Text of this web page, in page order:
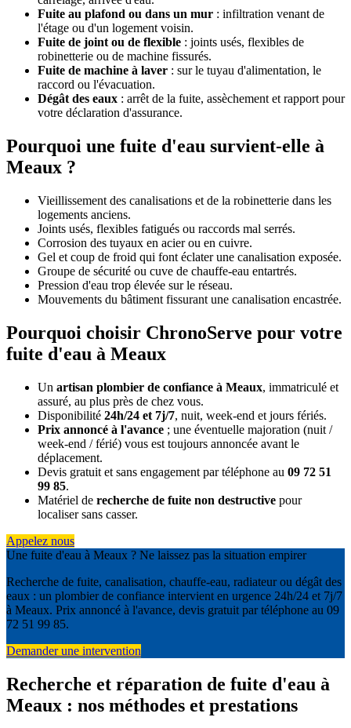
Fuite au plafond ou dans un mur : infiltration venant de
l'étage ou d'un logement voisin.
Fuite de joint ou de flexible : joints usés, flexibles de
robinetterie ou de machine fissurés.
Fuite de machine à laver : sur le tuyau d'alimentation, le
raccord ou l'évacuation.
Dégât des eaux : arrêt de la fuite, assèchement et rapport pour
votre déclaration d'assurance.
Pourquoi une fuite d'eau survient-elle à
Meaux ?
Vieillissement des canalisations et de la robinetterie dans les
logements anciens.
Joints usés, flexibles fatigués ou raccords mal serrés.
Corrosion des tuyaux en acier ou en cuivre.
Gel et coup de froid qui font éclater une canalisation exposée.
Groupe de sécurité ou cuve de chauffe-eau entartrés.
Pression d'eau trop élevée sur le réseau.
Mouvements du bâtiment fissurant une canalisation encastrée.
Pourquoi choisir ChronoServe pour votre
fuite d'eau à Meaux
Un artisan plombier de confiance à Meaux, immatriculé et
assuré, au plus près de chez vous.
Disponibilité 24h/24 et 7j/7, nuit, week-end et jours fériés.
Prix annoncé à l'avance ; une éventuelle majoration (nuit /
week-end / férié) vous est toujours annoncée avant le
déplacement.
Devis gratuit et sans engagement par téléphone au 09 72 51
99 85.
Matériel de recherche de fuite non destructive pour
localiser sans casser.
Appelez nous
Une fuite d'eau à Meaux ? Ne laissez pas la situation empirer
Recherche de fuite, canalisation, chauffe-eau, radiateur ou dégât des
eaux : un plombier de confiance intervient en urgence 24h/24 et 7j/7
à Meaux. Prix annoncé à l'avance, devis gratuit par téléphone au 09
72 51 99 85.
Demander une intervention
Recherche et réparation de fuite d'eau à
Meaux : nos méthodes et prestations